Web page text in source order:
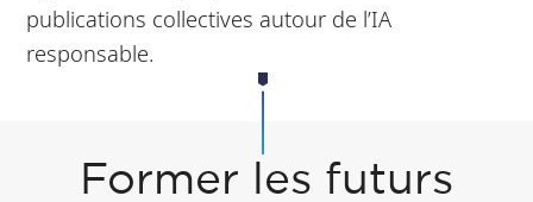
publications collectives autour de l’IA
responsable.
Former les futurs